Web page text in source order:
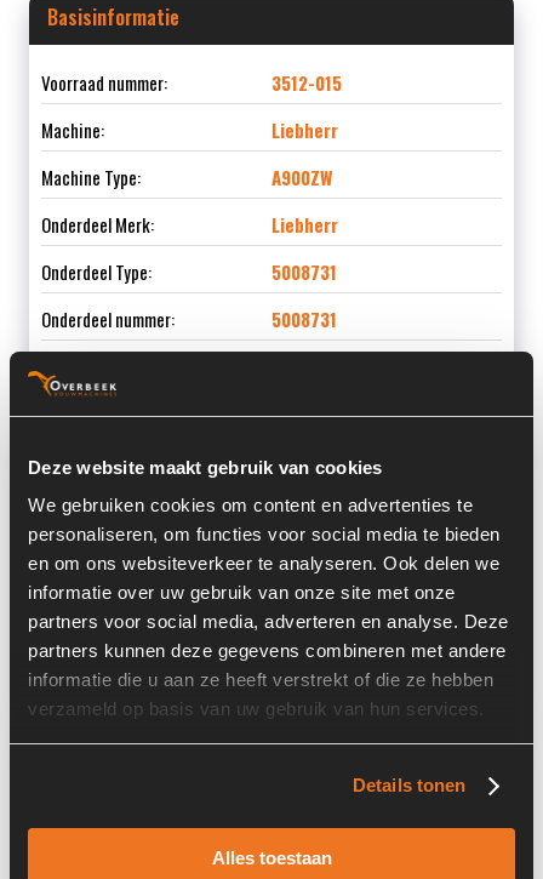
Deze website maakt gebruik van cookies
We gebruiken cookies om content en advertenties te
personaliseren, om functies voor social media te bieden
en om ons websiteverkeer te analyseren. Ook delen we
informatie over uw gebruik van onze site met onze
partners voor social media, adverteren en analyse. Deze
partners kunnen deze gegevens combineren met andere
informatie die u aan ze heeft verstrekt of die ze hebben
verzameld op basis van uw gebruik van hun services.
Details tonen
Alles toestaan
Basisinformatie
Voorraad nummer:
3512-015
Machine:
Liebherr
Machine Type:
A900ZW
Onderdeel Merk:
Liebherr
Onderdeel Type:
5008731
Onderdeel nummer:
5008731
Locatie:
4C3N
Past op de volgende machines:
Liebherr A 900 ZW
Afmetingen (LxBxH) (m):
0,69 x 0,85 m
Land:
Nederland